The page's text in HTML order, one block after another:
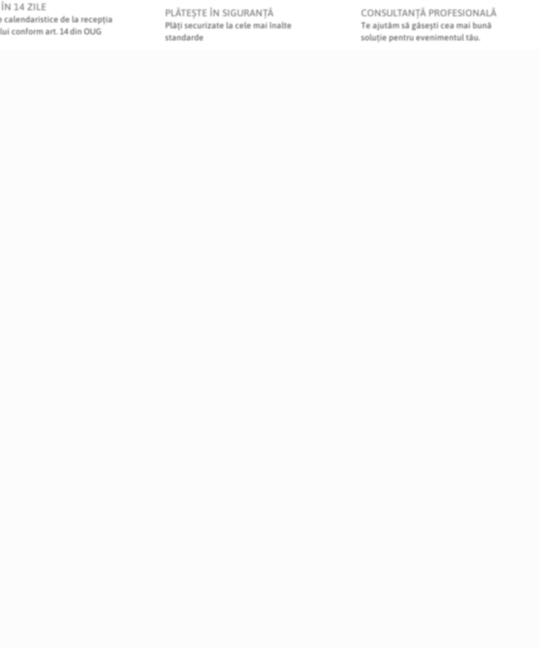
ÎN 14 ZILE
calendaristice de la recepția
conform art. 14 din OUG
PLĂTEȘTE ÎN SIGURANȚĂ
Plăți securizate la cele mai înalte
standarde
CONSULTANȚĂ PROFESIONALĂ
Te ajutăm să găsești cea mai bună
soluție pentru evenimentul tău.